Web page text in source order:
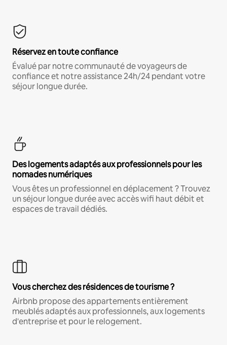
Réservez en toute confiance
Évalué par notre communauté de voyageurs de
confiance et notre assistance 24h/24 pendant votre
séjour longue durée.
Des logements adaptés aux professionnels pour les
nomades numériques
Vous êtes un professionnel en déplacement ? Trouvez
un séjour longue durée avec accès wifi haut débit et
espaces de travail dédiés.
Vous cherchez des résidences de tourisme ?
Airbnb propose des appartements entièrement
meublés adaptés aux professionnels, aux logements
d'entreprise et pour le relogement.